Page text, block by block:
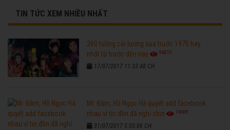
TIN TỨC XEM NHIỀU NHẤT
260 tuồng cải lương xưa trước 1975 hay
nhất từ trước đến nay
96215
17/07/2017 11:33:48 CH
Mr. Đàm, Hồ Ngọc Hà quyết add facebook
nhau vì tin đồn đã nghỉ chơi
76309
31/07/2017 5:03:06 CH